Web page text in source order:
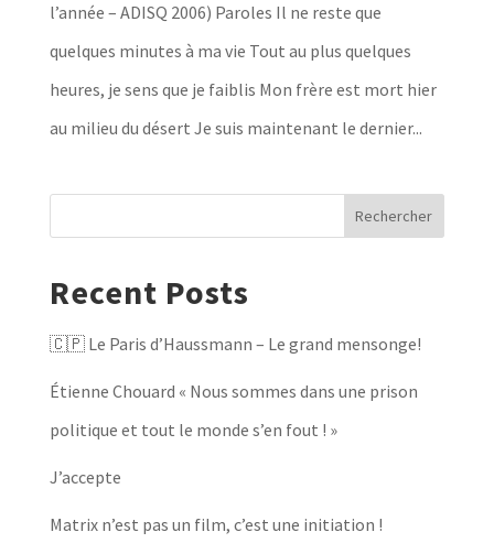
l’année – ADISQ 2006) Paroles Il ne reste que
quelques minutes à ma vie Tout au plus quelques
heures, je sens que je faiblis Mon frère est mort hier
au milieu du désert Je suis maintenant le dernier...
Rechercher
Recent Posts
🇨🇵 Le Paris d’Haussmann – Le grand mensonge!
Étienne Chouard « Nous sommes dans une prison
politique et tout le monde s’en fout ! »
J’accepte
Matrix n’est pas un film, c’est une initiation !